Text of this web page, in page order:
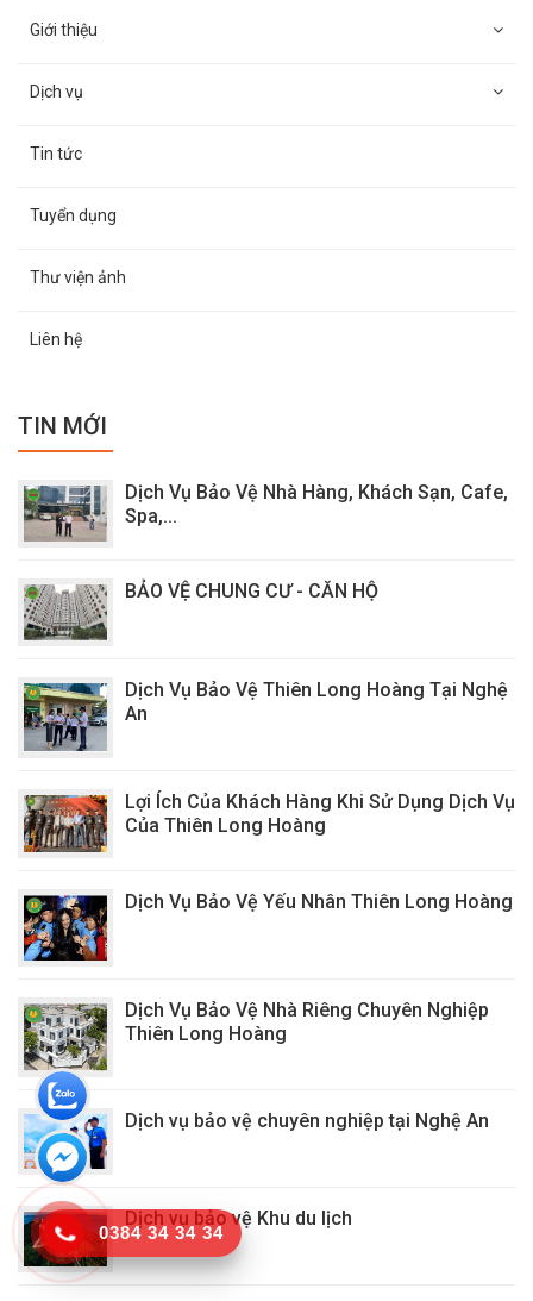
Giới thiệu
Dịch vụ
Tin tức
Tuyển dụng
Thư viện ảnh
Liên hệ
TIN MỚI
Dịch Vụ Bảo Vệ Nhà Hàng, Khách Sạn, Cafe,
Spa,...
BẢO VỆ CHUNG CƯ - CĂN HỘ
Dịch Vụ Bảo Vệ Thiên Long Hoàng Tại Nghệ
An
Lợi Ích Của Khách Hàng Khi Sử Dụng Dịch Vụ
Của Thiên Long Hoàng
Dịch Vụ Bảo Vệ Yếu Nhân Thiên Long Hoàng
Dịch Vụ Bảo Vệ Nhà Riêng Chuyên Nghiệp
Thiên Long Hoàng
Dịch vụ bảo vệ chuyên nghiệp tại Nghệ An
Dịch vụ bảo vệ Khu du lịch
0384 34 34 34